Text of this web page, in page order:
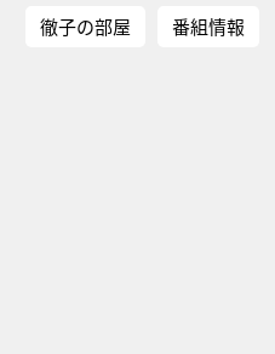
徹子の部屋 番組情報